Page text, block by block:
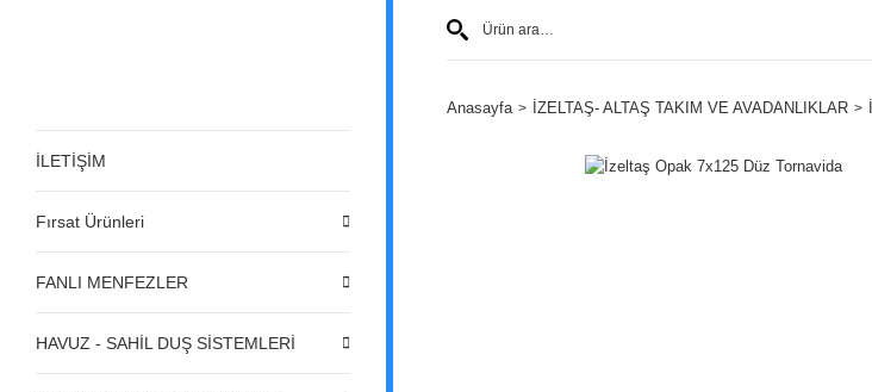
İLETİŞİM
Fırsat Ürünleri
FANLI MENFEZLER
HAVUZ - SAHİL DUŞ SİSTEMLERİ
Anasayfa İZELTAŞ- ALTAŞ TAKIM VE AVADANLIKLAR